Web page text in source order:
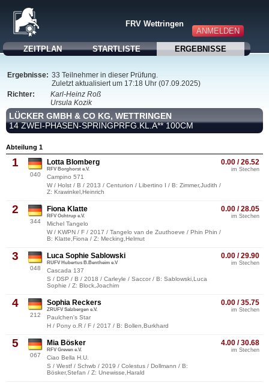
ANMELDEN
FRV Wettringen
ZEITPLAN STARTLISTE ERGEBNISSE
Ergebnisse: 33 Teilnehmer in dieser Prüfung.
Zuletzt aktualisiert um 17:18 Uhr (07.09.2025)
Richter:
Karl-Heinz Roß
Ursula Kozik
LÜCKER GMBH & CO KG, WETTRINGEN
14 ZWEI-PHASEN-SPRINGPRFG.KL.A** 100CM
Abteilung 1
1
040
0.00 / 26.52
im Stechen
Lotta Blomberg
RFV Borghorst e.V.
Campino 571
W / Holst / B / 2013 / Centurion / Libertino I / B: Zimmer,Judith /
Z: Krawinkel,Heinrich
2
344
0.00 / 28.05
im Stechen
Fiona Klatte
RFV Ochtrup e.V.
Michel Tangelo
W / KWPN / F / 2017 / Tangelo van de Zuuthoeve / Phin Phin /
B: Klatte,Fiona / Z: Mecking,Helmut
3
048
0.00 / 29.90
im Stechen
Luca Sophie Sablowski
RUFV Hubertus B.Bentheim e.V
Cascada 137
S / DSP / B / 2018 / Carleyle / Saccor / B: Sablowski,Luca
Sophie / Z: Block,Joachim
4
212
0.00 / 35.75
im Stechen
Sophia Reckers
ZRUFV Salzbergen e.V.
Paulchen's Star
H / Pony o.R / F / 2017 / B: Bollen,Burkhard
5
067
4.00 / 30.68
im Stechen
Mia Bösker
RFV Greven e.V.
Ciao Bella H.U.
S / Westf / Schwb / 2019 / Colestus / Dollmann / B:
Bösker,Stefan / Z: Unewisse,Harald